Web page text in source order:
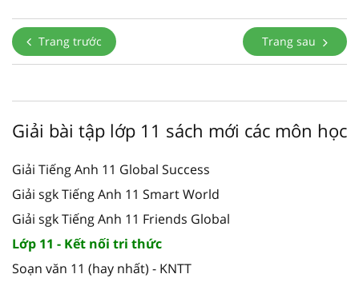
Trang trước Trang sau
Giải bài tập lớp 11 sách mới các môn học
Giải Tiếng Anh 11 Global Success
Giải sgk Tiếng Anh 11 Smart World
Giải sgk Tiếng Anh 11 Friends Global
Lớp 11 - Kết nối tri thức
Soạn văn 11 (hay nhất) - KNTT